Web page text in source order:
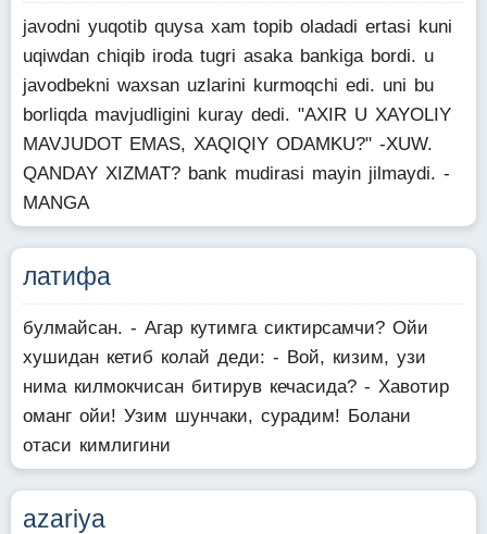
javodni yuqotib quysa xam topib oladadi ertasi kuni
uqiwdan chiqib iroda tugri asaka bankiga bordi. u
javodbekni waxsan uzlarini kurmoqchi edi. uni bu
borliqda mavjudligini kuray dedi. "AXIR U XAYOLIY
MAVJUDOT EMAS, XAQIQIY ODAMKU?" -XUW.
QANDAY XIZMAT? bank mudirasi mayin jilmaydi. -
MANGA
латифа
булмайсан. - Агар кутимга сиктирсамчи? Ойи
хушидан кетиб колай деди: - Вой, кизим, узи
нима килмокчисан битирув кечасида? - Хавотир
оманг ойи! Узим шунчаки, сурадим! Болани
отаси кимлигини
azariya